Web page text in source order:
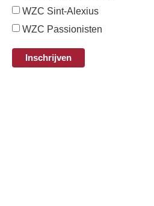
WZC Sint-Alexius
WZC Passionisten